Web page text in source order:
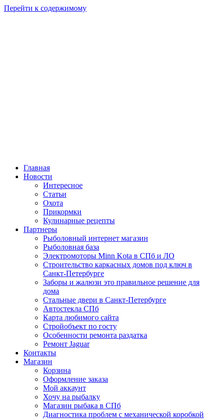
Перейти к содержимому
Главная
Новости
Интересное
Статьи
Охота
Прикормки
Кулинарные рецепты
Партнеры
Рыболовный интернет магазин
Рыболовная база
Электромоторы Minn Kota в СПб и ЛО
Строительство каркасных домов под ключ в
Санкт-Петербурге
Заборы и жалюзи это правильное решение для
дома
Стальные двери в Санкт-Петербурге
Автостекла СПб
Карта любимого сайта
Стройобъект по госту
Особенности ремонта раздатка
Ремонт Jaguar
Контакты
Магазин
Корзина
Оформление заказа
Мой аккаунт
Хочу на рыбалку
Магазин рыбака в СПб
Диагностика проблем с механической коробкой